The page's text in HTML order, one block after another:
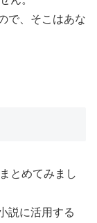
で、そこはあな
とめてみまし
説に活用する